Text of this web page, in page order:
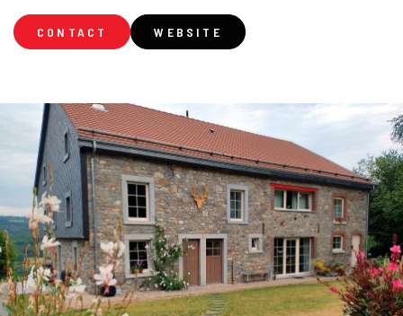
CONTACT WEBSITE